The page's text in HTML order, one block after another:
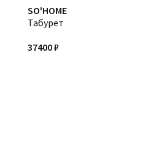
SO'HOME
Табурет
37400 ₽